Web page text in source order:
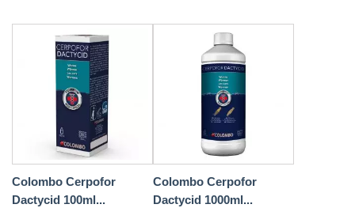
Colombo Cerpofor
Dactycid 100ml...
Colombo Cerpofor
Dactycid 1000ml...